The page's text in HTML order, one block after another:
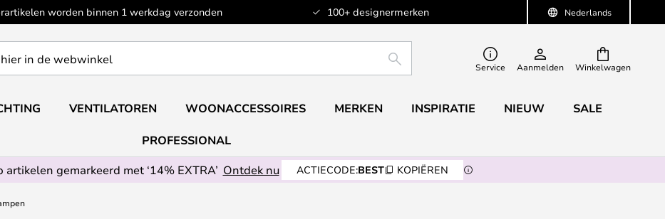
Nederlands
worden binnen 1 werkdag verzonden 100+ designermerken
Winkelwagen
ZOEKEN Service Aanmelden
VENTILATOREN WOONACCESSOIRES MERKEN INSPIRATIE NIEUW SALE
PROFESSIONAL
artikelen gemarkeerd met ‘14% EXTRA’ Ontdek nu ACTIECODE:BEST KOPIËREN